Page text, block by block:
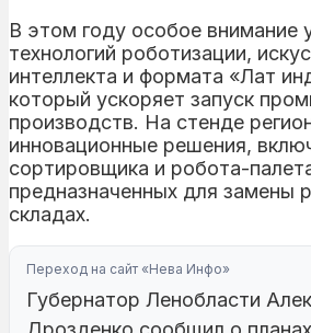
В этом году особое внимание
технологий роботизации,
интеллекта и формата «Лат
который ускоряет запуск
производств. На стенде
инновационные решения,
сортировщика и робота-
предназначенных для замены
складах.
Переход на сайт «Нева Инфо»
Губернатор Ленобласти